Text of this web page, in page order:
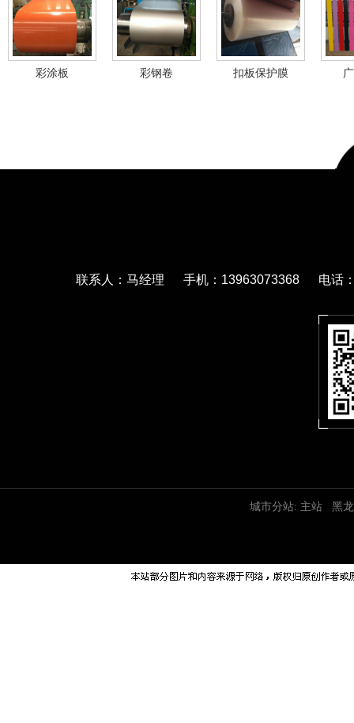
彩涂板 彩钢卷 扣板保护膜
联系人：马经理 手机：13963073368 电话
城市分站: 主站 黑